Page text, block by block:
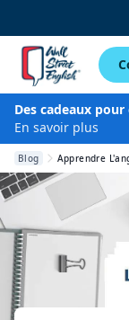
Des cadeaux
En savoir plus
Blog Apprendre